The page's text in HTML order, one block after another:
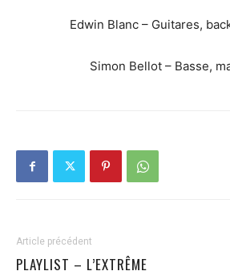
Edwin Blanc – Guitares,
Simon Bellot – Basse,
Article précédent
PLAYLIST – L’EXTRÊME